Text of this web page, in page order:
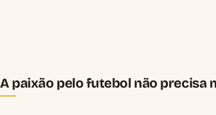
A paixão pelo futebol não precisa